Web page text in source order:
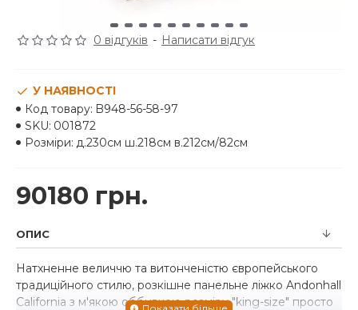
0 відгуків - Написати відгук
90180 грн.
У НАЯВНОСТІ
Код товару: B948-56-58-97
SKU: 001872
Розміри: д.230см ш.218см в.212см/82см
ОПИС
Натхненне величчю та витонченістю європейського
традиційного стилю, розкішне панельне ліжко Andonhall
California з м'якою оббивкою розміру "king-size" просто